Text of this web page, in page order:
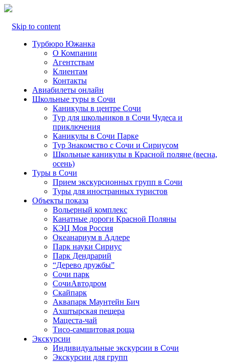
Skip to content
Турбюро Южанка
О Компании
Агентствам
Клиентам
Контакты
Авиабилеты онлайн
Школьные туры в Сочи
Каникулы в центре Сочи
Тур для школьников в Сочи Чудеса и
приключения
Каникулы в Сочи Парке
Тур Знакомство с Сочи и Сириусом
Школьные каникулы в Красной поляне (весна,
осень)
Туры в Сочи
Прием экскурсионных групп в Сочи
Туры для иностранных туристов
Объекты показа
Вольерный комплекс
Канатные дороги Красной Поляны
КЭЦ Моя Россия
Океанариум в Адлере
Парк науки Сириус
Парк Дендрарий
“Дерево дружбы”
Сочи парк
СочиАвтодром
Скайпарк
Аквапарк Маунтейн Бич
Ахштырская пещера
Мацеста-чай
Тисо-самшитовая роща
Экскурсии
Индивидуальные экскурсии в Сочи
Экскурсии для групп